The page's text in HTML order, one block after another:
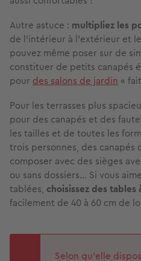
Autre astuce : multipliez les
de l’intérieur à l’extérieur et
pouvez même poser sur de
constituer de petits canapés
pour des salons de jardin «
Pour les terrasses plus
pour des canapés et des
les tailles et de toutes les
trois personnes, des canapés
composer avec des sièges
ou sans dossiers... Si vous
tablées, choisissez des tables
facilement de 40 à 60 cm de
Selon qu’elle